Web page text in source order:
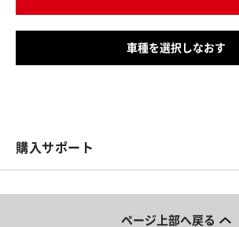
車種を選択しなおす
購入サポート
ページ上部へ戻る